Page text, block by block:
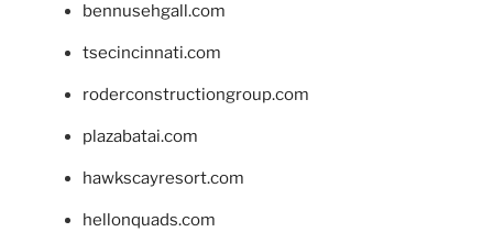
bennusehgall.com
tsecincinnati.com
roderconstructiongroup.com
plazabatai.com
hawkscayresort.com
hellonquads.com